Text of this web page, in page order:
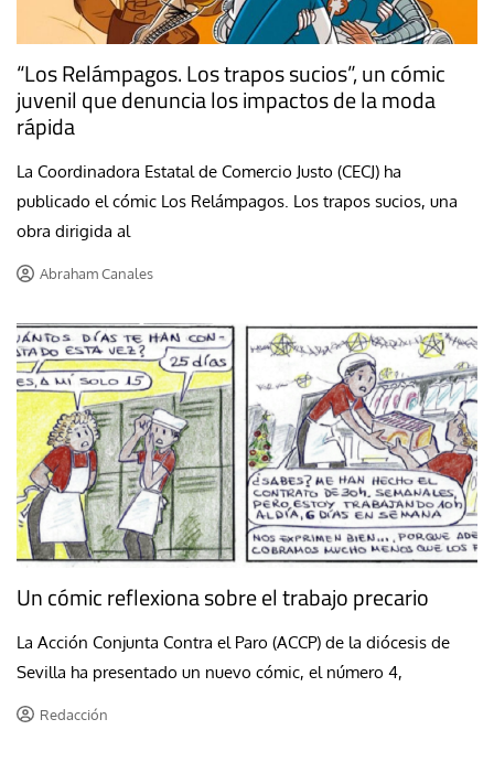
“Los Relámpagos. Los trapos sucios”, un cómic
juvenil que denuncia los impactos de la moda
rápida
La Coordinadora Estatal de Comercio Justo (CECJ) ha
publicado el cómic Los Relámpagos. Los trapos sucios, una
obra dirigida al
Abraham Canales
Un cómic reflexiona sobre el trabajo precario
La Acción Conjunta Contra el Paro (ACCP) de la diócesis de
Sevilla ha presentado un nuevo cómic, el número 4,
Redacción